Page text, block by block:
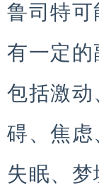
鲁司特
有一定
包括激
碍、焦
失眠、